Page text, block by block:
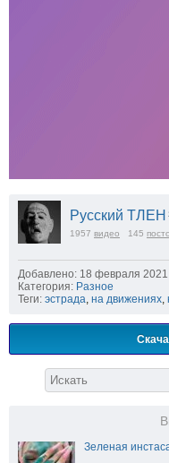
Русский ТЛЕН
1957 видео 145
Добавлено: 18 февраля 2021
Категория: Разное
Теги: эстрада на движениях
Зеленая